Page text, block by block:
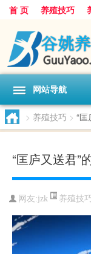
首 页 养殖技巧
网站导航
> 养殖技巧 > “
“匡庐又送君”
网友:jzk 养殖技